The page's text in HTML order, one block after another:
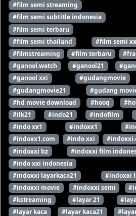
#film semi streaming
#film semi subtitle indonesia
#film semi terbaru
#film semi thailand
#film semi
#filmstreaming
#film terbaru
#ganool.watch
#ganool21
#ganool xxi
#gudangmovie
#gudangmovie21
#gudang
#hd movie download
#hooq
#ilk21
#indo21 #indofilm
#indo xx1
#indoxx1
#indoxx1.com
#indo xxi
#indoxxi bz
#indoxxi film
#indo xxi indonesia
#indoxxi layarkaca21
#indoxxi
#indoxxi movie
#indoxxi semi
#kstreaming
#layar 21
#layar kaca
#layar kaca21